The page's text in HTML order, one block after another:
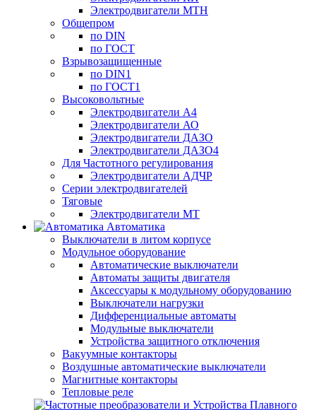
Электродвигатели МТН
Общепром
по DIN
по ГОСТ
Взрывозащищенные
по DIN1
по ГОСТ1
Высоковольтные
Электродвигатели А4
Электродвигатели АО
Электродвигатели ДАЗО
Электродвигатели ДАЗО4
Для Частотного регулирования
Электродвигатели АДЧР
Серии электродвигателей
Тяговые
Электродвигатели МТ
Автоматика
Выключатели в литом корпусе
Модульное оборудование
Автоматические выключатели
Автоматы защиты двигателя
Аксессуары к модульному оборудованию
Выключатели нагрузки
Дифференциальные автоматы
Модульные выключатели
Устройства защитного отключения
Вакуумные контакторы
Воздушные автоматические выключатели
Магнитные контакторы
Тепловые реле